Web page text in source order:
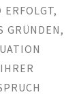
ERFOLGT,
GRÜNDEN,